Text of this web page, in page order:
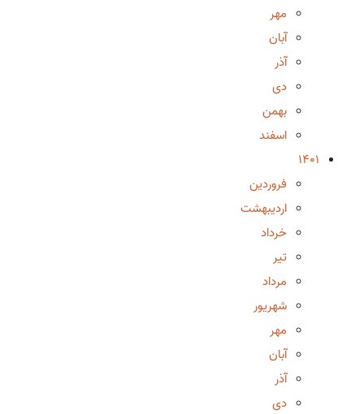
مهر
آبان
آذر
دی
بهمن
اسفند
1401
فروردین
اردیبهشت
خرداد
تیر
مرداد
شهریور
مهر
آبان
آذر
دی